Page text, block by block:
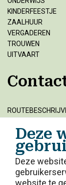
KINDERFEESTJE
ZAALHUUR
VERGADEREN
TROUWEN
UITVAART
VACATURES
ANBI
ONZE MISSIE
Deze
Deze
website te